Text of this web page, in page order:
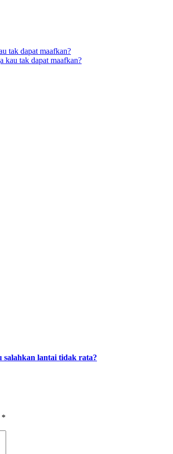
tak dapat maafkan?
kau tak dapat maafkan?
salahkan lantai tidak rata?
*